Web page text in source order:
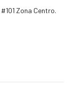
Zona Centro.